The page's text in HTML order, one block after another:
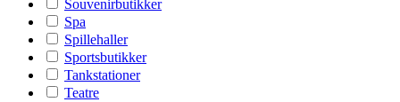
Souvenirbutikker
Spa
Spillehaller
Sportsbutikker
Tankstationer
Teatre